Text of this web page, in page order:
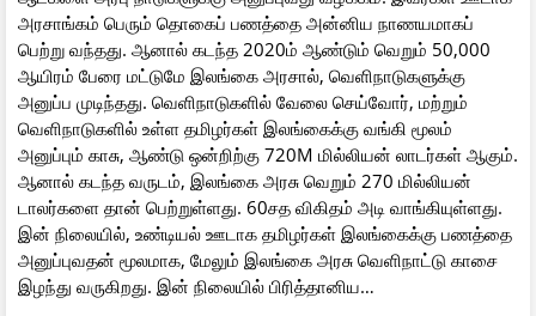
அரசாங்கம் பெரும் தொகைப் பணத்தை அன்னிய நாணயமாகப்
பெற்று வந்தது. ஆனால் கடந்த 2020ம் ஆண்டும் வெறும் 50,000
ஆயிரம் பேரை மட்டுமே இலங்கை அரசால், வெளிநாடுகளுக்கு
அனுப்ப முடிந்தது. வெளிநாடுகளில் வேலை செய்வோர், மற்றும்
வெளிநாடுகளில் உள்ள தமிழர்கள் இலங்கைக்கு வங்கி மூலம்
அனுப்பும் காசு, ஆண்டு ஒன்றிற்கு 720M மில்லியன் லாடர்கள் ஆகும்.
ஆனால் கடந்த வருடம், இலங்கை அரசு வெறும் 270 மில்லியன்
டாலர்களை தான் பெற்றுள்ளது. 60சத விகிதம் அடி வாங்கியுள்ளது.
இன் நிலையில், உண்டியல் ஊடாக தமிழர்கள் இலங்கைக்கு பணத்தை
அனுப்புவதன் மூலமாக, மேலும் இலங்கை அரசு வெளிநாட்டு காசை
இழந்து வருகிறது. இன் நிலையில் பிரித்தானிய…